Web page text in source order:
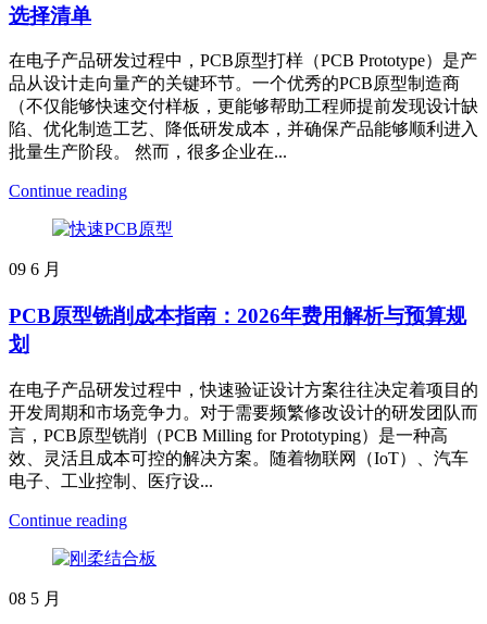
选择清单
在电子产品研发过程中，PCB原型打样（PCB Prototype）是产
品从设计走向量产的关键环节。一个优秀的PCB原型制造商
（不仅能够快速交付样板，更能够帮助工程师提前发现设计缺
陷、优化制造工艺、降低研发成本，并确保产品能够顺利进入
批量生产阶段。 然而，很多企业在...
Continue reading
09 6 月
PCB原型铣削成本指南：2026年费用解析与预算规
划
在电子产品研发过程中，快速验证设计方案往往决定着项目的
开发周期和市场竞争力。对于需要频繁修改设计的研发团队而
言，PCB原型铣削（PCB Milling for Prototyping）是一种高
效、灵活且成本可控的解决方案。随着物联网（IoT）、汽车
电子、工业控制、医疗设...
Continue reading
08 5 月